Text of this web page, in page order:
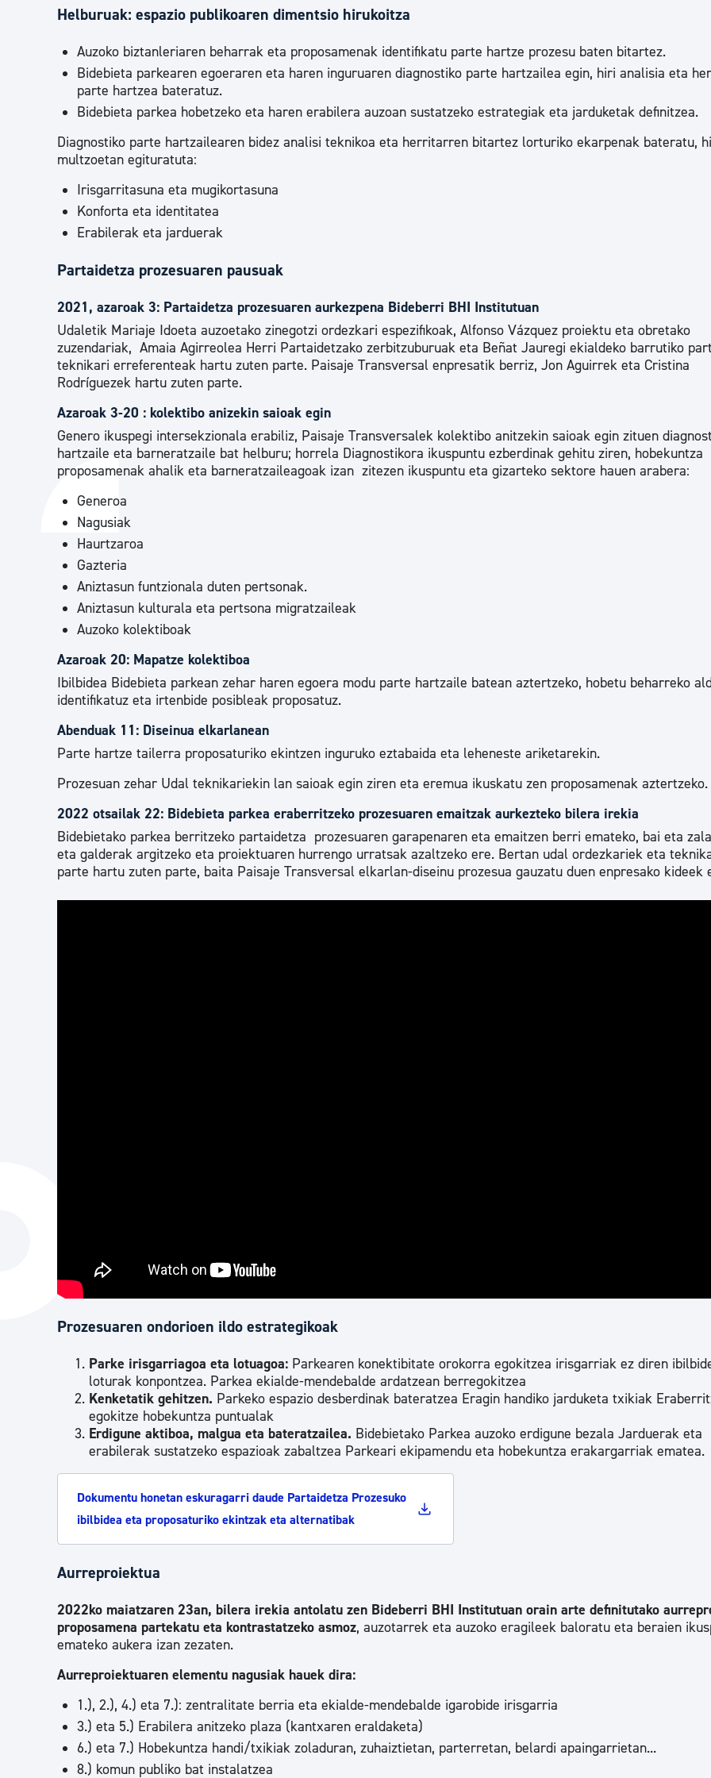
Helburuak: espazio publikoaren dimentsio hirukoitza
Auzoko biztanleriaren beharrak eta proposamenak identifikatu parte hartze prozesu baten bitartez.
Bidebieta parkearen egoeraren eta haren inguruaren diagnostiko parte hartzailea egin, hiri analisia eta
parte hartzea bateratuz.
Bidebieta parkea hobetzeko eta haren erabilera auzoan sustatzeko estrategiak eta jarduketak definitzea.
Diagnostiko parte hartzailearen bidez analisi teknikoa eta herritarren bitartez lorturiko ekarpenak bateratu,
multzoetan egituratuta:
Irisgarritasuna eta mugikortasuna
Konforta eta identitatea
Erabilerak eta jarduerak
Partaidetza prozesuaren pausuak
2021, azaroak 3: Partaidetza prozesuaren aurkezpena Bideberri BHI Institutuan
Udaletik Mariaje Idoeta auzoetako zinegotzi ordezkari espezifikoak, Alfonso Vázquez proiektu eta obretako
zuzendariak, Amaia Agirreolea Herri Partaidetzako zerbitzuburuak eta Beñat Jauregi ekialdeko barrutiko
teknikari erreferenteak hartu zuten parte. Paisaje Transversal enpresatik berriz, Jon Aguirrek eta Cristina
Rodríguezek hartu zuten parte.
Azaroak 3-20 : kolektibo anizekin saioak egin
Genero ikuspegi intersekzionala erabiliz, Paisaje Transversalek kolektibo anitzekin saioak egin zituen
hartzaile eta barneratzaile bat helburu; horrela Diagnostikora ikuspuntu ezberdinak gehitu ziren, hobekuntza
proposamenak ahalik eta barneratzaileagoak izan zitezen ikuspuntu eta gizarteko sektore hauen arabera:
Generoa
Nagusiak
Haurtzaroa
Gazteria
Aniztasun funtzionala duten pertsonak.
Aniztasun kulturala eta pertsona migratzaileak
Auzoko kolektiboak
Azaroak 20: Mapatze kolektiboa
Ibilbidea Bidebieta parkean zehar haren egoera modu parte hartzaile batean aztertzeko, hobetu beharreko
identifikatuz eta irtenbide posibleak proposatuz.
Abenduak 11: Diseinua elkarlanean
Parte hartze tailerra proposaturiko ekintzen inguruko eztabaida eta leheneste ariketarekin.
Prozesuan zehar Udal teknikariekin lan saioak egin ziren eta eremua ikuskatu zen proposamenak aztertzeko.
2022 otsailak 22: Bidebieta parkea eraberritzeko prozesuaren emaitzak aurkezteko bilera irekia
Bidebietako parkea berritzeko partaidetza prozesuaren garapenaren eta emaitzen berri emateko, bai eta
eta galderak argitzeko eta proiektuaren hurrengo urratsak azaltzeko ere. Bertan udal ordezkariek eta
parte hartu zuten parte, baita Paisaje Transversal elkarlan-diseinu prozesua gauzatu duen enpresako kideek
Prozesuaren ondorioen ildo estrategikoak
Parke irisgarriagoa eta lotuagoa: Parkearen konektibitate orokorra egokitzea irisgarriak ez diren
loturak konpontzea. Parkea ekialde-mendebalde ardatzean berregokitzea
Kenketatik gehitzen. Parkeko espazio desberdinak bateratzea Eragin handiko jarduketa txikiak
egokitze hobekuntza puntualak
Erdigune aktiboa, malgua eta bateratzailea. Bidebietako Parkea auzoko erdigune bezala Jarduerak eta
erabilerak sustatzeko espazioak zabaltzea Parkeari ekipamendu eta hobekuntza erakargarriak ematea.
Dokumentu honetan eskuragarri daude Partaidetza Prozesuko
ibilbidea eta proposaturiko ekintzak eta alternatibak
Aurreproiektua
2022ko maiatzaren 23an, bilera irekia antolatu zen Bideberri BHI Institutuan orain arte definitutako
proposamena partekatu eta kontrastatzeko asmoz, auzotarrek eta auzoko eragileek baloratu eta beraien
emateko aukera izan zezaten.
Aurreproiektuaren elementu nagusiak hauek dira:
1.), 2.), 4.) eta 7.): zentralitate berria eta ekialde-mendebalde igarobide irisgarria
3.) eta 5.) Erabilera anitzeko plaza (kantxaren eraldaketa)
6.) eta 7.) Hobekuntza handi/txikiak zoladuran, zuhaiztietan, parterretan, belardi apaingarrietan...
8.) komun publiko bat instalatzea